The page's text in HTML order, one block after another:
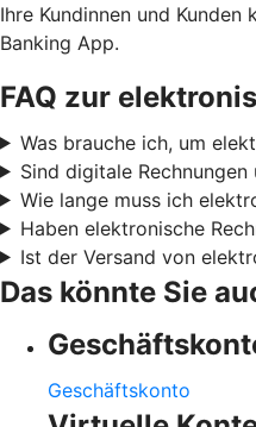
Ihre Kundinnen und
Banking App.
FAQ zur
Was brauche ich, um
Sind digitale
Wie lange muss ich
Haben elektronische
Ist der Versand von
Das könnte Sie
Geschäftskonto